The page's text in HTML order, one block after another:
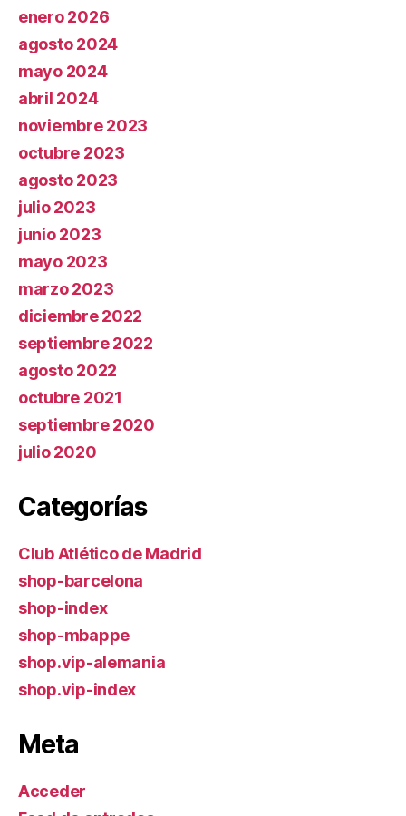
enero 2026
agosto 2024
mayo 2024
abril 2024
noviembre 2023
octubre 2023
agosto 2023
julio 2023
junio 2023
mayo 2023
marzo 2023
diciembre 2022
septiembre 2022
agosto 2022
octubre 2021
septiembre 2020
julio 2020
Categorías
Club Atlético de Madrid
shop-barcelona
shop-index
shop-mbappe
shop.vip-alemania
shop.vip-index
Meta
Acceder